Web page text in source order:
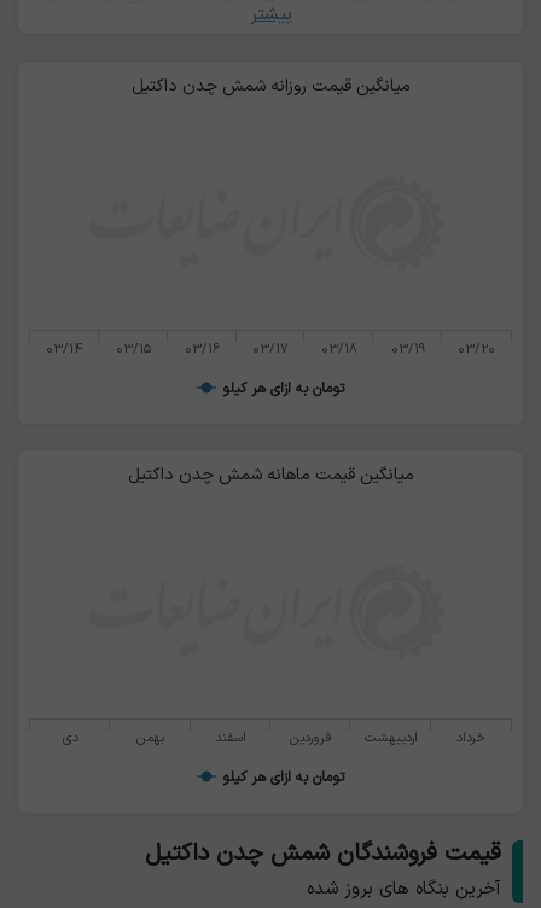
شکل کروی دارد. ترکیب شیمیایی این نوع چدن مانند چدن
کار می رود. شکل پذیری قابل قبولی دارد. بر خلاف چدن چکش
بیشتر
میانگین قیمت روزانه شمش چدن داکتیل
تومان به ازای هر کیلو
03/14 03/15 03/16 03/17 03/18 03/19 03/20
میانگین قیمت ماهانه شمش چدن داکتیل
تومان به ازای هر کیلو
دی بهمن اسفند فروردین اردیبهشت خرداد
قیمت فروشندگان شمش چدن داکتیل
آخرین بنگاه های بروز شده